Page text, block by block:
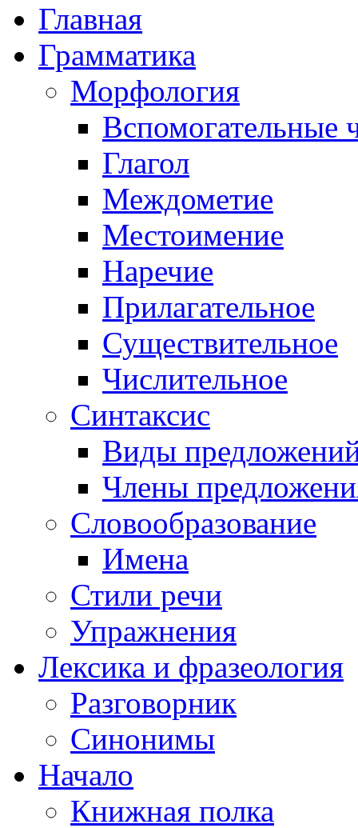
Главная
Грамматика
Морфология
Вспомогательные
Глагол
Междометие
Местоимение
Наречие
Прилагательное
Существительное
Числительное
Синтаксис
Виды
Члены
Словообразование
Имена
Стили речи
Упражнения
Лексика и фразеология
Разговорник
Синонимы
Начало
Книжная полка